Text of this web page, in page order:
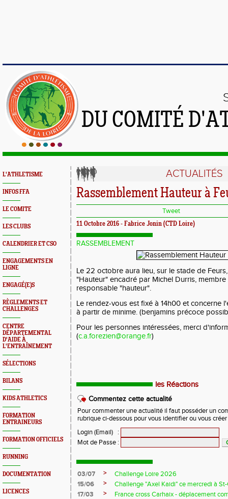
DU COMITÉ
L'ATHLETISME
INFOS FFA
LE COMITE
LES CLUBS
CALENDRIER ET CSO
ENGAGEMENTS EN
LIGNE
ENGAGÉ(E)S
RÈGLEMENTS ET
CHALLENGES
CENTRE
DÉPARTEMENTAL
D'AIDE À
L'ENTRAÎNEMENT
SÉLECTIONS
BILANS
KIDS ATHLETICS
FORMATION
ENTRAINEURS
FORMATION OFFICIELS
RUNNING
DOCUMENTATION
LICENCES
ACTUALITÉS
Rassemblement Hauteur à
Tweet
11 Octobre 2016 - Fabrice Jonin (CTD Loire)
RASSEMBLEMENT
Le 22 octobre aura lieu, sur le stade de
"Hauteur" encadré par Michel Durris,
responsable "hauteur".
Le rendez-vous est fixé à 14h00 et concerne
à partir de minime. (benjamins précoce
Pour les personnes intéressées, merci
(c.a.forezien@orange.fr)
les Réactions
Commentez cette actualité
Pour commenter une actualité il faut posséder un
rubrique ci-dessous pour vous identifier ou vous
Login (Email)
:
Mot de Passe :
03/07 >
Challenge Loire 2026
15/06
>
Challenge "Axel Kaidi" ce mercredi à
17/03
>
France cross Carhaix - déplacement